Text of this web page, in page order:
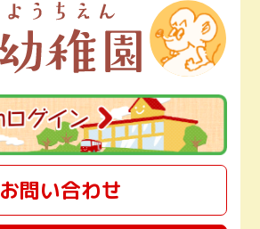
お問い合わせ